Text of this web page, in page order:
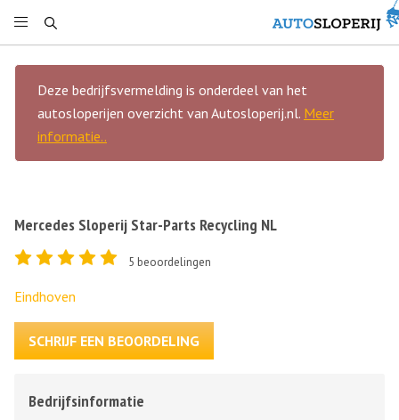
Deze bedrijfsvermelding is onderdeel van het
autosloperijen overzicht van Autosloperij.nl. Meer
informatie..
Mercedes Sloperij Star-Parts Recycling NL
5 beoordelingen
Eindhoven
SCHRIJF EEN BEOORDELING
Bedrijfsinformatie